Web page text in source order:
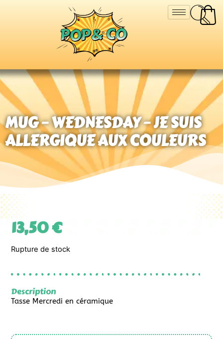
MUG – WEDNESDAY – JE SUIS
ALLERGIQUE AUX COULEURS
13,50€
Rupture de stock
Description
Tasse Mercredi en céramique